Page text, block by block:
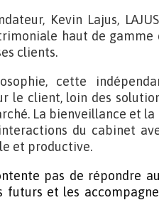
Kevin Lajus,
haut de
clients.
cette
le client, loin des
La bienveillance et
du cabinet
et productive.
pas de répondre
et les